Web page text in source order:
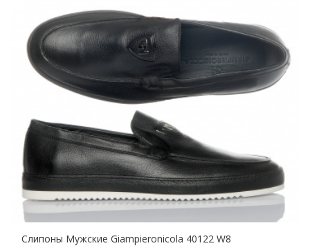
Слипоны Мужские Giampieronicola 40122 W8